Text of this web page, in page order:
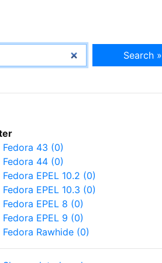
Search »
Fedora 43 (0)
Fedora 44 (0)
Fedora EPEL 10.2 (0)
Fedora EPEL 10.3 (0)
Fedora EPEL 8 (0)
Fedora EPEL 9 (0)
Fedora Rawhide (0)